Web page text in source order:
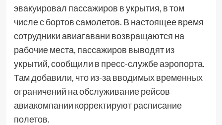
эвакуировал пассажиров в укрытия, в том
числе с бортов самолетов. В настоящее время
сотрудники авиагавани возвращаются на
рабочие места, пассажиров выводят из
укрытий, сообщили в пресс-службе аэропорта.
Там добавили, что из-за вводимых временных
ограничений на обслуживание рейсов
авиакомпании корректируют расписание
полетов.